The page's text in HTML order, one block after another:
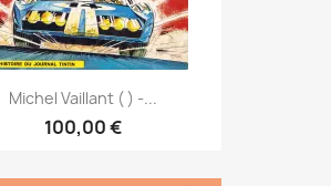
Michel Vaillant ( ) -...
100,00 €